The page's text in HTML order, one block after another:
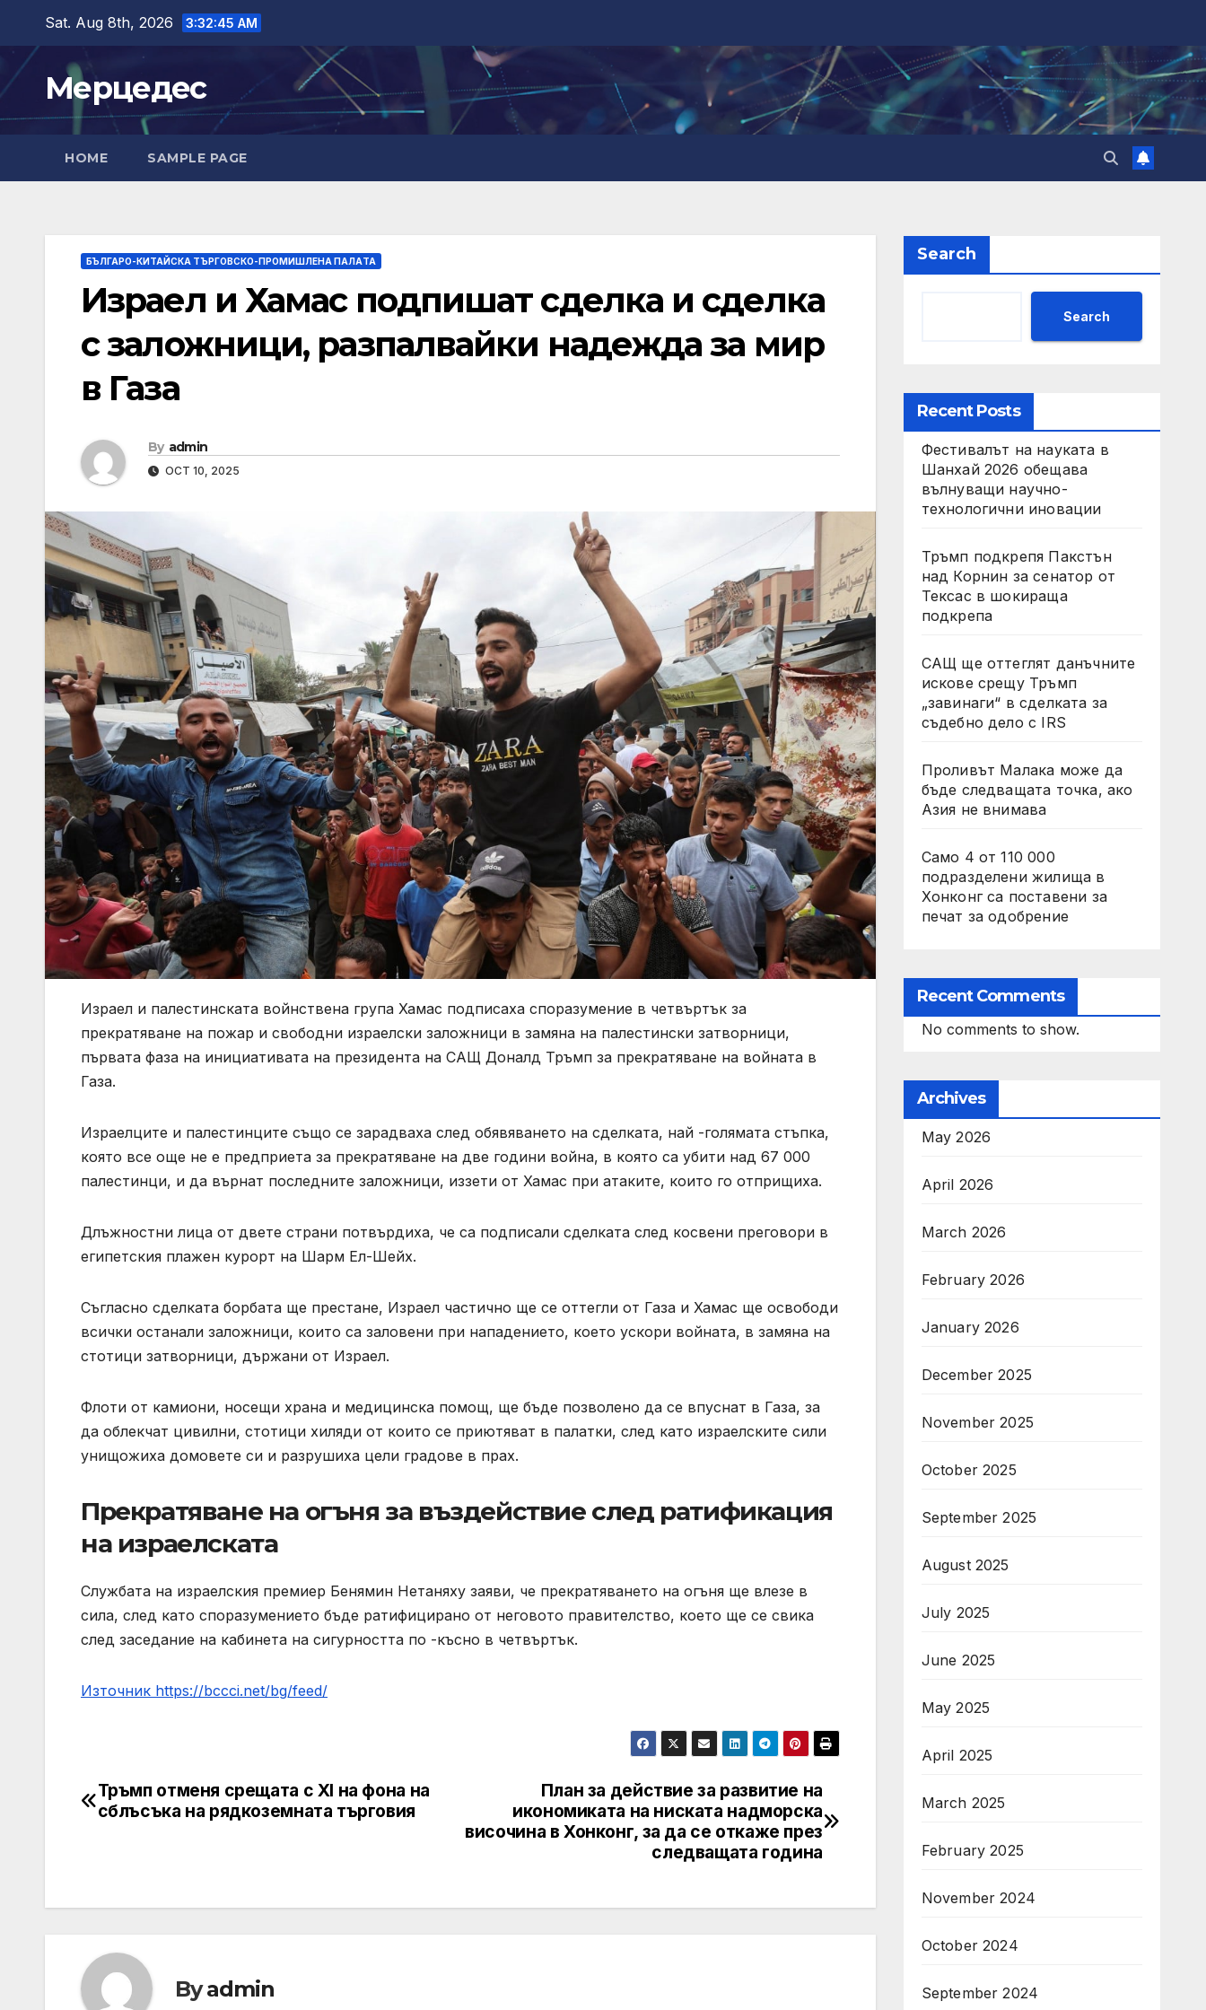
content
Sat. Aug 8th, 2026 3:32:46 AM
Мерцедес
HOME SAMPLE PAGE
БЪЛГАРО-КИТАЙСКА ТЪРГОВСКО-ПРОМИШЛЕНА ПАЛAТА
Израел и Хамас подпишат сделка и сделка
с заложници, разпалвайки надежда за мир
в Газа
By admin
OCT 10, 2025
Израел и палестинската войнствена група Хамас подписаха споразумение в четвъртък за
прекратяване на пожар и свободни израелски заложници в замяна на палестински затворници,
първата фаза на инициативата на президента на САЩ Доналд Тръмп за прекратяване на войната в
Газа.
Израелците и палестинците също се зарадваха след обявяването на сделката, най -голямата стъпка,
която все още не е предприета за прекратяване на две години война, в която са убити над 67 000
палестинци, и да върнат последните заложници, иззети от Хамас при атаките, които го отприщиха.
Длъжностни лица от двете страни потвърдиха, че са подписали сделката след косвени преговори в
египетския плажен курорт на Шарм Ел-Шейх.
Съгласно сделката борбата ще престане, Израел частично ще се оттегли от Газа и Хамас ще освободи
всички останали заложници, които са заловени при нападението, което ускори войната, в замяна на
стотици затворници, държани от Израел.
Флоти от камиони, носещи храна и медицинска помощ, ще бъде позволено да се впуснат в Газа, за
да облекчат цивилни, стотици хиляди от които се приютяват в палатки, след като израелските сили
унищожиха домовете си и разрушиха цели градове в прах.
Прекратяване на огъня за въздействие след ратификация
на израелската
Службата на израелския премиер Бенямин Нетаняху заяви, че прекратяването на огъня ще влезе в
сила, след като споразумението бъде ратифицирано от неговото правителство, което ще се свика
след заседание на кабинета на сигурността по -късно в четвъртък.
Източник https://bccci.net/bg/feed/
Post
План за действие за развитие на
икономиката на ниската надморска
височина в Хонконг, за да се откаже през
следващата година
Тръмп отменя срещата с XI на фона на
сблъсъка на рядкоземната търговия
Byadmin
Search
Search
Recent Posts
Фестивалът на науката в
Шанхай 2026 обещава
вълнуващи научно-
технологични иновации
Тръмп подкрепя Пакстън
над Корнин за сенатор от
Тексас в шокираща
подкрепа
САЩ ще оттеглят данъчните
искове срещу Тръмп
„завинаги“ в сделката за
съдебно дело с IRS
Проливът Малака може да
бъде следващата точка, ако
Азия не внимава
Само 4 от 110 000
подразделени жилища в
Хонконг са поставени за
печат за одобрение
Recent Comments
No comments to show.
Archives
May 2026
April 2026
March 2026
February 2026
January 2026
December 2025
November 2025
October 2025
September 2025
August 2025
July 2025
June 2025
May 2025
April 2025
March 2025
February 2025
November 2024
October 2024
September 2024